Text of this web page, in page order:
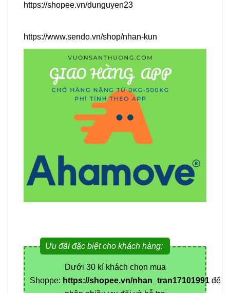
https://shopee.vn/dunguyen23
https://www.sendo.vn/shop/nhan-kun
Ưu đãi đặc biệt cho khách hàng:
Dưới 30 kí khách chọn mua
Shoppe: https://shopee.vn/nhan_tran17101991 để